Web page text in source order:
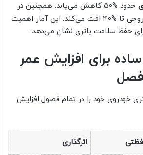
حدود %۵۰ کاهش می‌یابد. همچنین در
دمای زیر صفر، توان خروجی تا %۴۰ افت می‌کند. این آمار اهمیت
حفظ سلامت باتری نشان می‌دهد.
برای افزایش عمر
فصل
خودروی خود را در تمام فصول افزایش
اثرگذاری